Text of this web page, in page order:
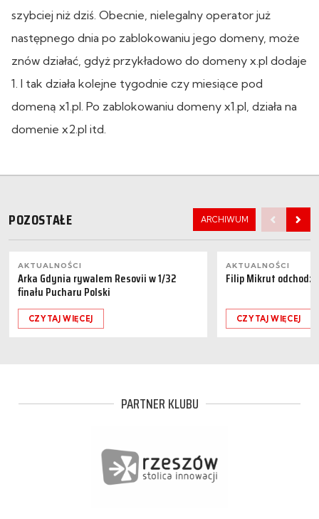
szybciej niż dziś. Obecnie, nielegalny operator już
następnego dnia po zablokowaniu jego domeny, może
znów działać, gdyż przykładowo do domeny x.pl dodaje
1. I tak działa kolejne tygodnie czy miesiące pod
domeną x1.pl. Po zablokowaniu domeny x1.pl, działa na
domenie x2.pl itd.
POZOSTAŁE ARCHIWUM
AKTUALNOŚCI
Arka Gdynia rywalem Resovii w 1/32
finału Pucharu Polski
CZYTAJ WIĘCEJ
AKTUALNOŚCI
Filip Mikrut
CZYTAJ WIĘCEJ
PARTNER KLUBU